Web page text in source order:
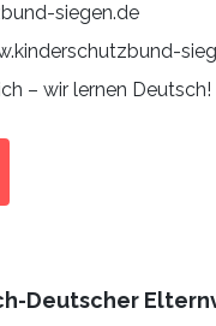
siegen.de
– wir lernen
Deutscher